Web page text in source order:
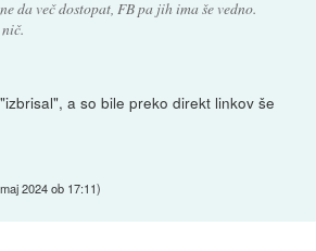
da več dostopat, FB pa jih ima še vedno.
a so bile preko direkt linkov še
2024 ob 17:11)